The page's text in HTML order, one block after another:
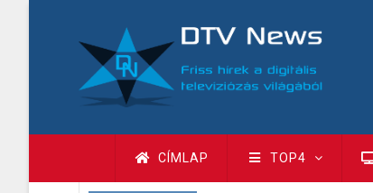
tartalomra
Fő
navigáció
CÍMLAP TOP4